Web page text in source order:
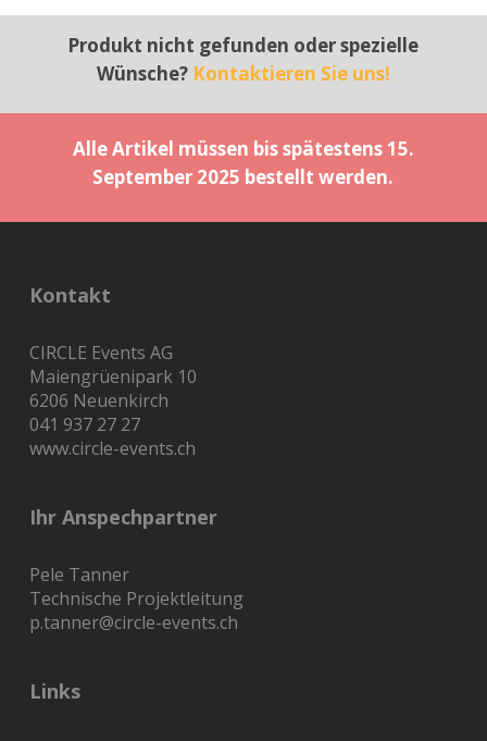
Produkt nicht gefunden oder spezielle
Wünsche? Kontaktieren Sie uns!
Alle Artikel müssen bis spätestens 15.
September 2025 bestellt werden.
Kontakt
CIRCLE Events AG
Maiengrüenipark 10
6206 Neuenkirch
041 937 27 27
www.circle-events.ch
Ihr Anspechpartner
Pele Tanner
Technische Projektleitung
p.tanner@circle-events.ch
Links